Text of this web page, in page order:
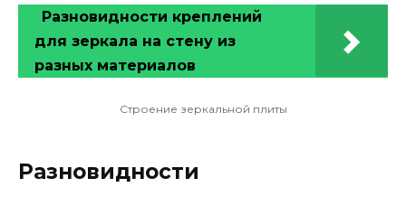
Разновидности креплений
для зеркала на стену из
разных материалов
Строение зеркальной плиты
Разновидности